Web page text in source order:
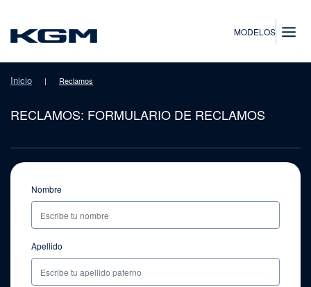
SsangYongMODELOS
Inicio | Reclamos
RECLAMOS: FORMULARIO DE RECLAMOS
Nombre
Apellido